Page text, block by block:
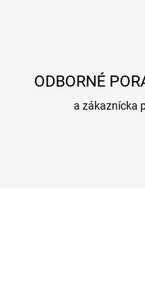
ODBORNÉ
a zákaznícka